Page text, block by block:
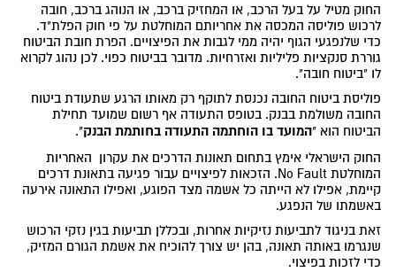
החוק מטיל על בעל הרכב, או המחזיק ברכב, או הנוהג ברכב, חובה
לרכוש פוליסה המכסה את אחריותם המוחלטת על פי חוק הפלת"ד.
כדי שלנפגעי הגוף יהיה ממי לגבות את הפיצויים. הפרת חובת הביטוח
גוררת סנקציות פליליות ואזרחיות. מדובר בביטוח כפוי. לכן נהוג לקרוא
לו "ביטוח חובה".
פוליסת ביטוח החובה נכנסת לתוקף רק מאותו הרגע שתעודת ביטוח
החובה משולמת בבנק. בטופס התעודה אף רשום שמועד תחילת
הביטוח הוא "המועד בו הוחתמה התעודה בחותמת הבנק".
החוק הישראלי אימץ בתחום תאונות הדרכים את עקרון האחריות
המוחלטת No Fault. הזכאות לפיצויים עבור פגיעה בתאונת דרכים
קיימת, אפילו לא הייתה כל אשמה מצד הפוגע, ואפילו התאונה אירעה
באשמתו של הנפגע.
זאת בניגוד לתביעות נזיקיות אחרות, ובכללן תביעות בגין נזקי הרכוש
שנגרמו באותה תאונה, בהן יש צורך להוכיח את אשמת הגורם המזיק,
כדי לזכות בפיצוי.